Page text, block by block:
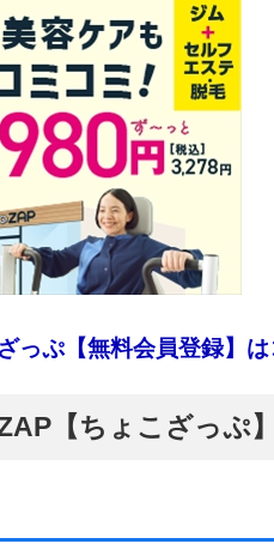
っぷ【無料会員登録】は
【ちょこざっぷ